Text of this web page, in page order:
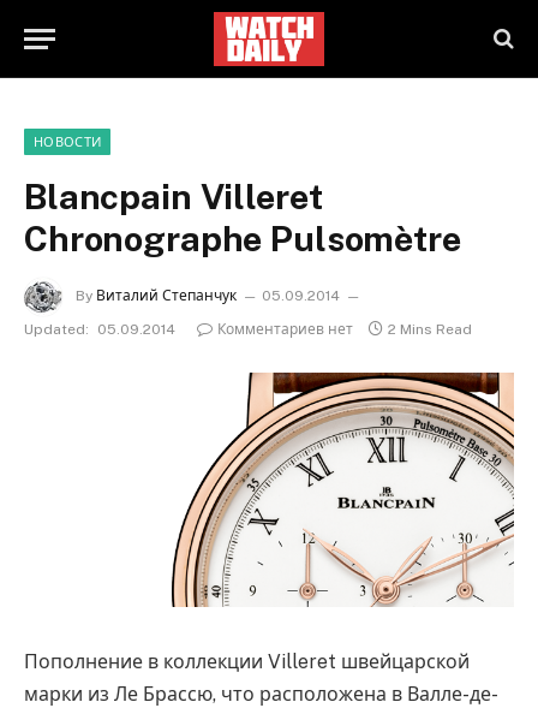
НОВОСТИ
Blancpain Villeret
Chronographe Pulsomètre
By Виталий Степанчук
05.09.2014
Updated:
05.09.2014 Комментариев нет 2 Mins Read
Пополнение в коллекции Villeret швейцарской
марки из Ле Брассю, что расположена в Валле-де-